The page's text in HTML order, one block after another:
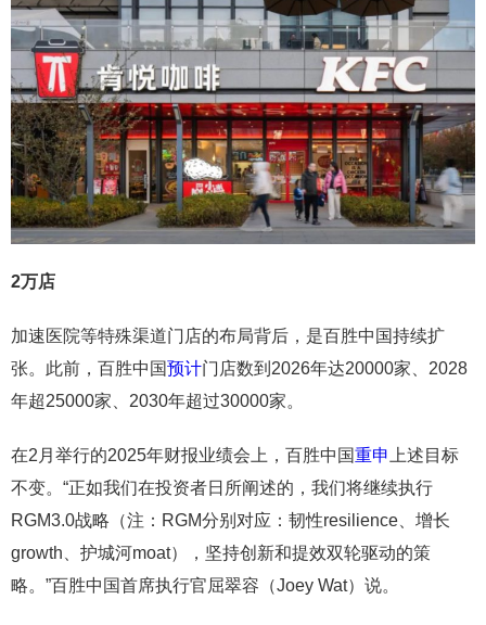
2万店
加速医院等特殊渠道门店的布局背后，是百胜中国持续扩
张。此前，百胜中国预计门店数到2026年达20000家、2028
年超25000家、2030年超过30000家。
在2月举行的2025年财报业绩会上，百胜中国重申 上述目标
不变。“正如我们在投资者日所阐述的，我们将继续执行
RGM3.0战略（注：RGM分别对应：韧性resilience、增长
growth、护城河moat），坚持创新和提效双轮驱动的策
略。”百胜中国首席执行官屈翠容（Joey Wat）说。